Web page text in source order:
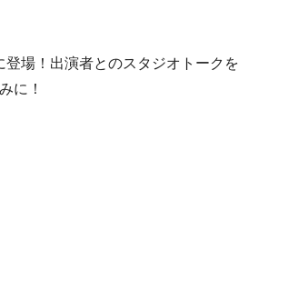
場！出演者とのスタジオトークを
に！